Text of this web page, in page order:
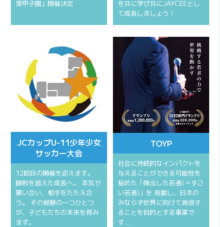
策甲子園」開催決定
を共に学び共にJAYCEEとし
て成長しましょう！
JCカップU-11少年少女
サッカー大会
12回目の開催を迎えます。
勝敗を超えた成長へ。 本気で
競い合い、相手をたたえ合
う。 その経験の一つひとつ
が、子どもたちの未来を育み
ます。
TOYP
社会に持続的なインパクトを
与えることができる可能性を
秘めた「傑出した若者(＝すご
い若者)」を 発掘し、日本の
みならず世界に向けて発信す
ることを目的とする事業で
す…